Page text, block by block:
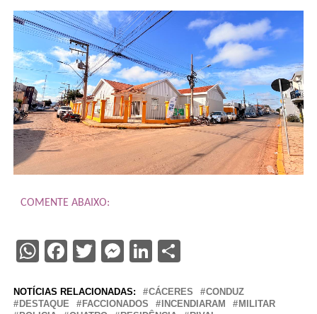
COMENTE ABAIXO:
WhatsApp
Facebook
Twitter
Messenger
LinkedIn
Share
NOTÍCIAS RELACIONADAS: CÁCERES
CONDUZ
DESTAQUE
FACCIONADOS INCENDIARAM
MILITAR